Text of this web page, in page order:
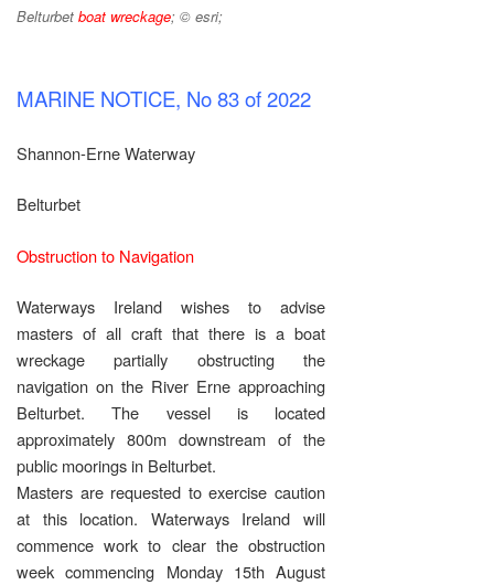
Belturbet boat wreckage; © esri;
MARINE NOTICE, No 83 of 2022
Shannon-Erne Waterway
Belturbet
Obstruction to Navigation
Waterways Ireland wishes to advise
masters of all craft that there is a boat
wreckage partially obstructing the
navigation on the River Erne approaching
Belturbet. The vessel is located
approximately 800m downstream of the
public moorings in Belturbet.
Masters are requested to exercise caution
at this location. Waterways Ireland will
commence work to clear the obstruction
week commencing Monday 15th August